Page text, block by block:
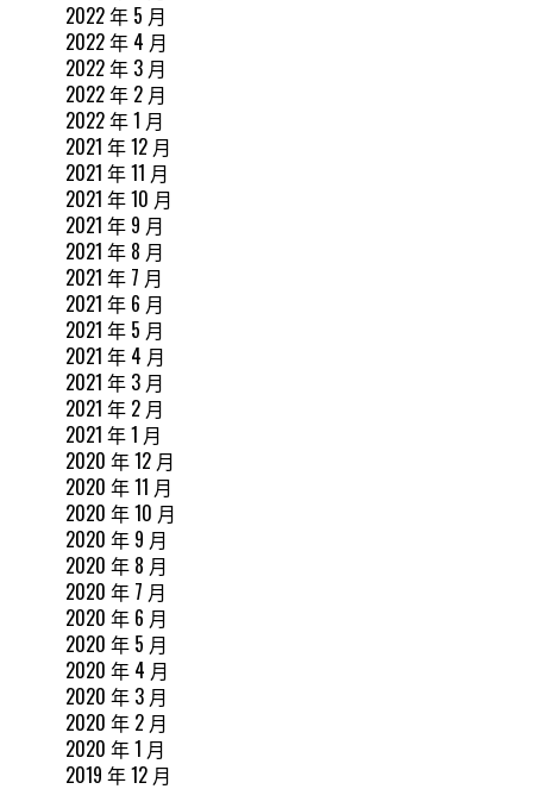
2022 年 5 月
2022 年 4 月
2022 年 3 月
2022 年 2 月
2022 年 1 月
2021 年 12 月
2021 年 11 月
2021 年 10 月
2021 年 9 月
2021 年 8 月
2021 年 7 月
2021 年 6 月
2021 年 5 月
2021 年 4 月
2021 年 3 月
2021 年 2 月
2021 年 1 月
2020 年 12 月
2020 年 11 月
2020 年 10 月
2020 年 9 月
2020 年 8 月
2020 年 7 月
2020 年 6 月
2020 年 5 月
2020 年 4 月
2020 年 3 月
2020 年 2 月
2020 年 1 月
2019 年 12 月